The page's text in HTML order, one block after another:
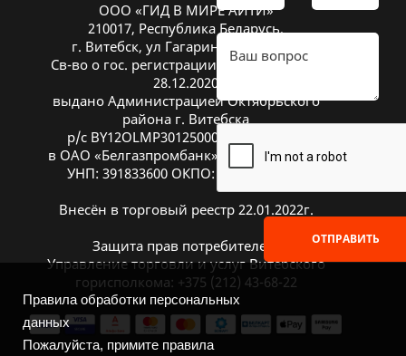
ООО «ГИД В МИРЕ АЙТИ»
210017, Республика Беларусь,
г. Витебск, ул Гагарина 26А, оф. 20
Св-во о гос. регистрации № 391833600 от
28.12.2020
выдано Администрацией Октябрьского
района г. Витебска
р/с BY12OLMP30125000269700000933
в ОАО «Белгазпромбанк», код OLMPBY2X
УНП: 391833600 ОКПО: 504669272000
Внесён в торговый реестр 22.01.2022г.
Защита прав потребителей:
Управление торговли и услуг Витебского
горисполкома: +375 (212) 43-68-22
ОТПРАВИТЬ
Правила обработки персональных
данных
Пожалуйста, примите правила